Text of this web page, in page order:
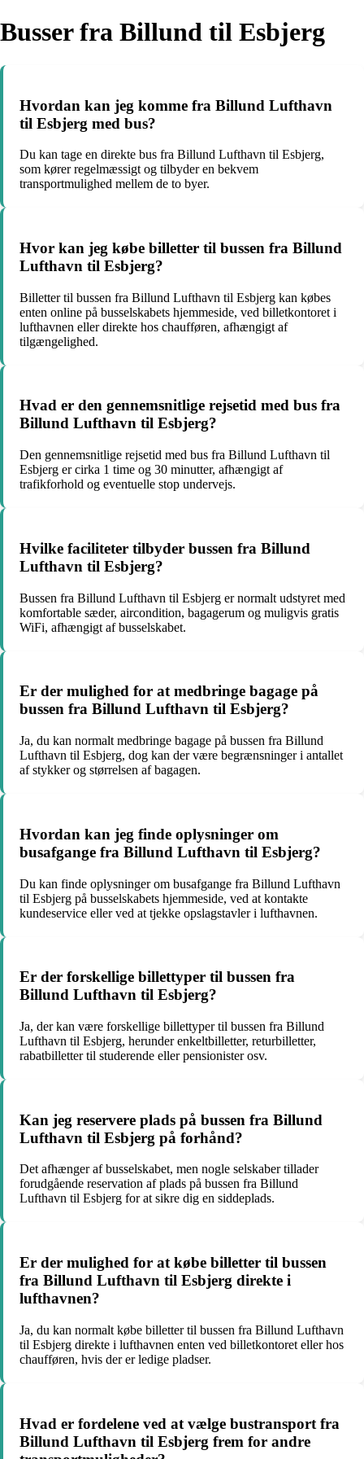
Busser fra Billund til Esbjerg
Hvordan kan jeg komme fra Billund Lufthavn
til Esbjerg med bus?
Du kan tage en direkte bus fra Billund Lufthavn til Esbjerg,
som kører regelmæssigt og tilbyder en bekvem
transportmulighed mellem de to byer.
Hvor kan jeg købe billetter til bussen fra Billund
Lufthavn til Esbjerg?
Billetter til bussen fra Billund Lufthavn til Esbjerg kan købes
enten online på busselskabets hjemmeside, ved billetkontoret i
lufthavnen eller direkte hos chaufføren, afhængigt af
tilgængelighed.
Hvad er den gennemsnitlige rejsetid med bus fra
Billund Lufthavn til Esbjerg?
Den gennemsnitlige rejsetid med bus fra Billund Lufthavn til
Esbjerg er cirka 1 time og 30 minutter, afhængigt af
trafikforhold og eventuelle stop undervejs.
Hvilke faciliteter tilbyder bussen fra Billund
Lufthavn til Esbjerg?
Bussen fra Billund Lufthavn til Esbjerg er normalt udstyret med
komfortable sæder, aircondition, bagagerum og muligvis gratis
WiFi, afhængigt af busselskabet.
Er der mulighed for at medbringe bagage på
bussen fra Billund Lufthavn til Esbjerg?
Ja, du kan normalt medbringe bagage på bussen fra Billund
Lufthavn til Esbjerg, dog kan der være begrænsninger i antallet
af stykker og størrelsen af bagagen.
Hvordan kan jeg finde oplysninger om
busafgange fra Billund Lufthavn til Esbjerg?
Du kan finde oplysninger om busafgange fra Billund Lufthavn
til Esbjerg på busselskabets hjemmeside, ved at kontakte
kundeservice eller ved at tjekke opslagstavler i lufthavnen.
Er der forskellige billettyper til bussen fra
Billund Lufthavn til Esbjerg?
Ja, der kan være forskellige billettyper til bussen fra Billund
Lufthavn til Esbjerg, herunder enkeltbilletter, returbilletter,
rabatbilletter til studerende eller pensionister osv.
Kan jeg reservere plads på bussen fra Billund
Lufthavn til Esbjerg på forhånd?
Det afhænger af busselskabet, men nogle selskaber tillader
forudgående reservation af plads på bussen fra Billund
Lufthavn til Esbjerg for at sikre dig en siddeplads.
Er der mulighed for at købe billetter til bussen
fra Billund Lufthavn til Esbjerg direkte i
lufthavnen?
Ja, du kan normalt købe billetter til bussen fra Billund Lufthavn
til Esbjerg direkte i lufthavnen enten ved billetkontoret eller hos
chaufføren, hvis der er ledige pladser.
Hvad er fordelene ved at vælge bustransport fra
Billund Lufthavn til Esbjerg frem for andre